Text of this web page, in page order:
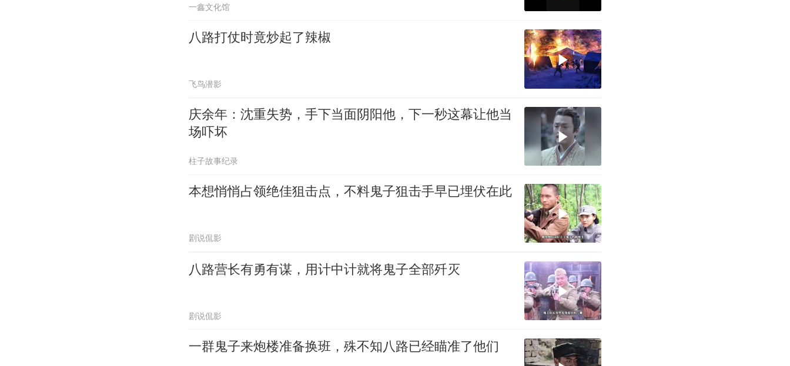
一鑫文化馆
八路打仗时竟炒起了辣椒
飞鸟潜影
庆余年：沈重失势，手下当面阴阳他，下一秒这幕让他当
场吓坏
柱子故事纪录
本想悄悄占领绝佳狙击点，不料鬼子狙击手早已埋伏在此
剧说侃影
八路营长有勇有谋，用计中计就将鬼子全部歼灭
剧说侃影
一群鬼子来炮楼准备换班，殊不知八路已经瞄准了他们